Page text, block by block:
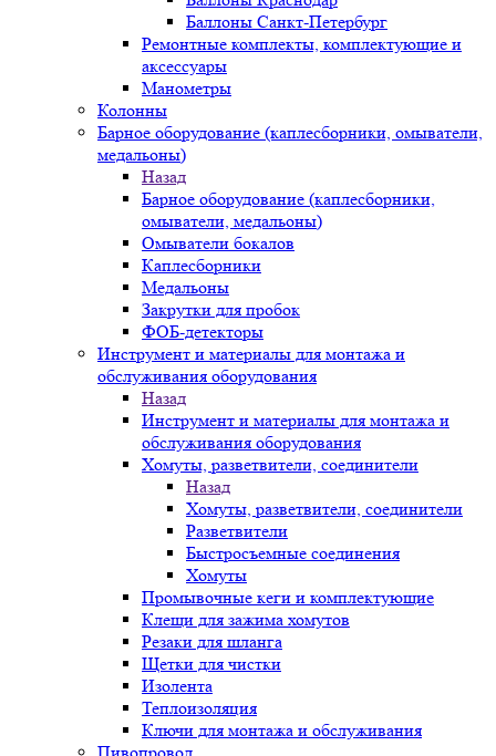
Баллоны Санкт-Петербург
Ремонтные комплекты, комплектующие и
аксессуары
Манометры
Колонны
Барное оборудование (каплесборники, омыватели,
медальоны)
Назад
Барное оборудование (каплесборники,
омыватели, медальоны)
Омыватели бокалов
Каплесборники
Медальоны
Закрутки для пробок
ФОБ-детекторы
Инструмент и материалы для монтажа и
обслуживания оборудования
Назад
Инструмент и материалы для монтажа и
обслуживания оборудования
Хомуты, разветвители, соединители
Назад
Хомуты, разветвители, соединители
Разветвители
Быстросъемные соединения
Хомуты
Промывочные кеги и комплектующие
Клещи для зажима хомутов
Резаки для шланга
Щетки для чистки
Изолента
Теплоизоляция
Ключи для монтажа и обслуживания